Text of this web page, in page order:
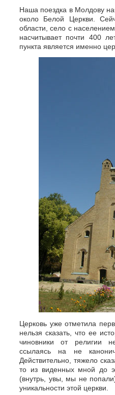
Наша поездка в Молдову
около Белой Церкви.
области, село с
насчитывает почти 400
пункта является именно
Церковь уже отметила
нельзя сказать, что ее
чиновники от религии
ссылаясь на не
Действительно, тяжело
то из виденных мной до
(внутрь, увы, мы не
уникальности этой церкви.